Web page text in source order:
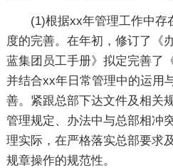
(1)根据xx年管理工作中存
度的完善。在年初，修订了《
蓝集团员工手册》拟定完善了
并结合xx年日常管理中的运用
善。紧跟总部下达文件及相关
管理规定、办法中与总部相冲
理实际，在严格落实总部要求
规章操作的规范性。